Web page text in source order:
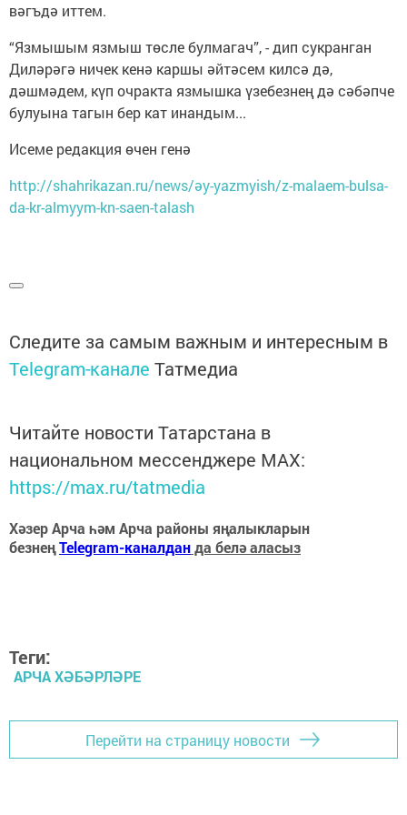
вәгъдә иттем.
“Язмышым язмыш төсле булмагач”, - дип сукранган
Диләрәгә ничек кенә каршы әйтәсем килсә дә,
дәшмәдем, күп очракта язмышка үзебезнең дә сәбәпче
булуына тагын бер кат инандым...
Исеме редакция өчен генә
http://shahrikazan.ru/news/әy-yazmyish/z-malaem-bulsa-
da-kr-almyym-kn-saen-talash
Следите за самым важным и интересным в
Telegram-канале Татмедиа
Читайте новости Татарстана в
национальном мессенджере MАХ:
https://max.ru/tatmedia
Хәзер Арча һәм Арча районы яңалыкларын
безнеңTelegram-каналданда белә аласыз
Теги:
АРЧА ХӘБӘРЛӘРЕ
Перейти на страницу новости